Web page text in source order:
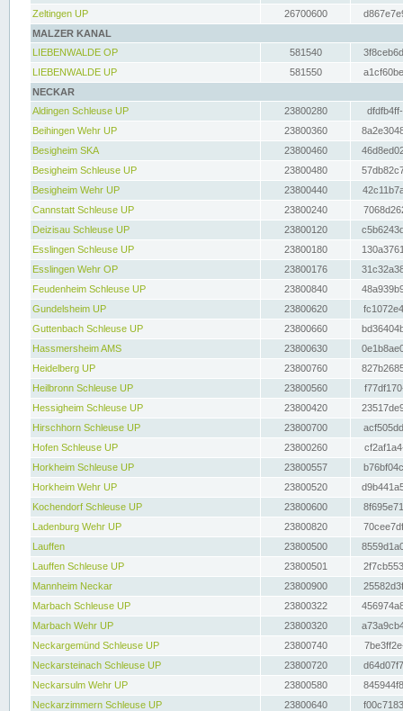
Zeltingen UP
26700600
MALZER KANAL
LIEBENWALDE OP
581540
LIEBENWALDE UP
581550
NECKAR
Aldingen Schleuse UP
23800280
Beihingen Wehr UP
23800360
Besigheim SKA
23800460
Besigheim Schleuse UP
23800480
Besigheim Wehr UP
23800440
Cannstatt Schleuse UP
23800240
Deizisau Schleuse UP
23800120
Esslingen Schleuse UP
23800180
Esslingen Wehr OP
23800176
Feudenheim Schleuse UP
23800840
Gundelsheim UP
23800620
Guttenbach Schleuse UP
23800660
Hassmersheim AMS
23800630
Heidelberg UP
23800760
Heilbronn Schleuse UP
23800560
Hessigheim Schleuse UP
23800420
Hirschhorn Schleuse UP
23800700
Hofen Schleuse UP
23800260
Horkheim Schleuse UP
23800557
Horkheim Wehr UP
23800520
Kochendorf Schleuse UP
23800600
Ladenburg Wehr UP
23800820
Lauffen
23800500
Lauffen Schleuse UP
23800501
Mannheim Neckar
23800900
Marbach Schleuse UP
23800322
Marbach Wehr UP
23800320
Neckargemünd Schleuse UP
23800740
Neckarsteinach Schleuse UP
23800720
Neckarsulm Wehr UP
23800580
Neckarzimmern Schleuse UP
23800640